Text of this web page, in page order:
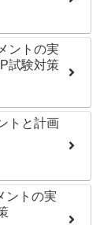
ントの実
試験対策
トと計画
ントの実